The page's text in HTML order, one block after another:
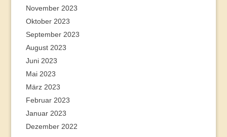
November 2023
Oktober 2023
September 2023
August 2023
Juni 2023
Mai 2023
März 2023
Februar 2023
Januar 2023
Dezember 2022